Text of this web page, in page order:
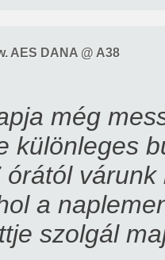
AES DANA @ A38
még
különleges
a
szolgál